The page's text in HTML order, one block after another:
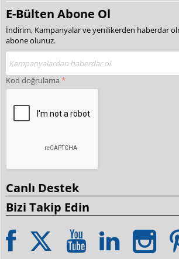
E-Bülten Abone Ol
İndirim, Kampanyalar ve yenilikerden haberdar
abone olunuz.
Kod doğrulama
Canlı Destek
Bizi Takip Edin